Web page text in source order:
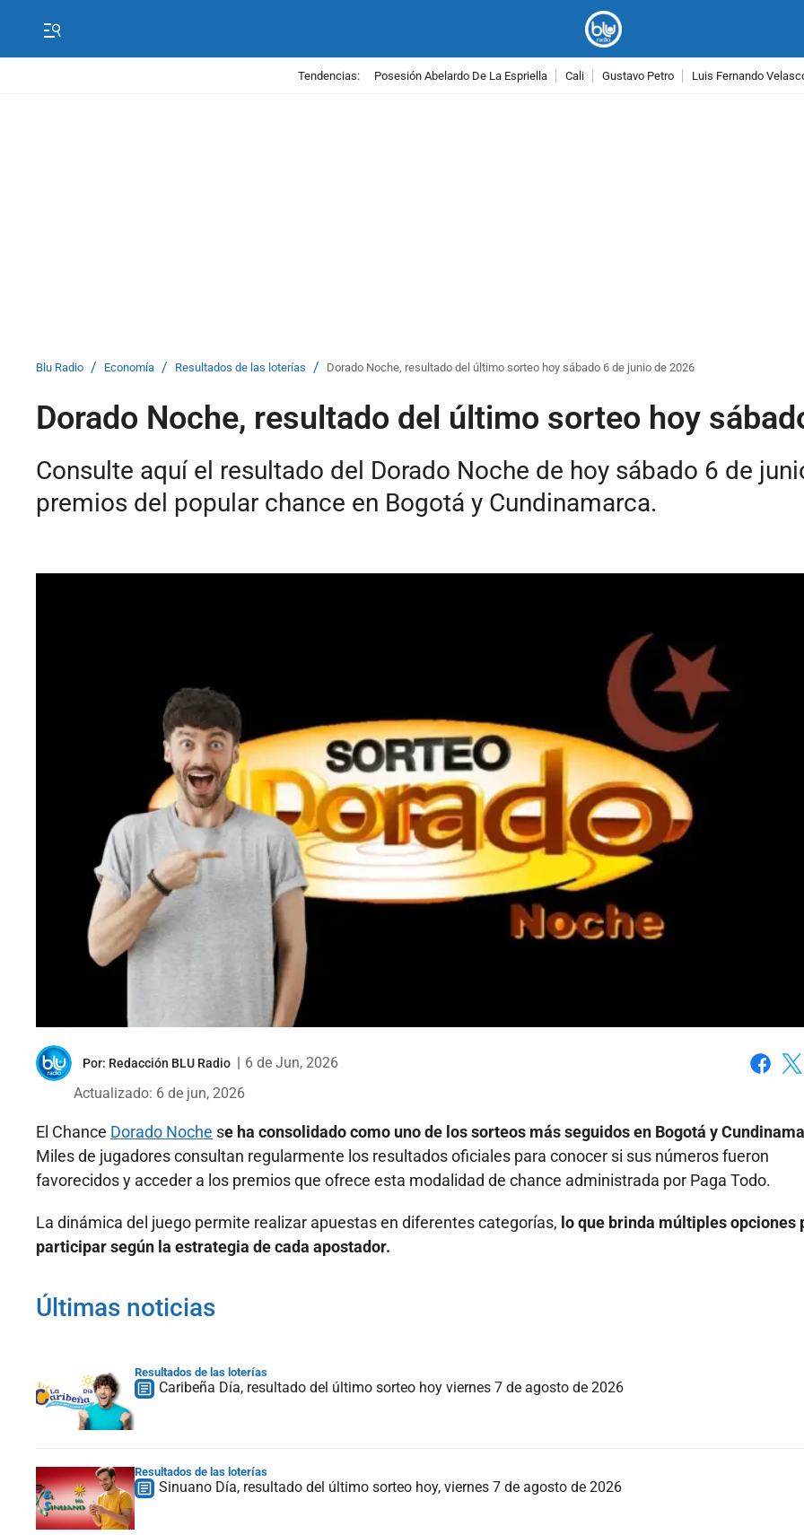
Tendencias: Posesión Abelardo De La Espriella Cali Gustavo Petro Luis Fernando
Blu Radio / Economía / Resultados de las loterías / Dorado Noche, resultado del último sorteo hoy sábado 6 de junio de 2026
Dorado Noche, resultado del último sorteo hoy
Consulte aquí el resultado del Dorado Noche de hoy sábado 6 de
premios del popular chance en Bogotá y Cundinamarca.
Por: Redacción BLU Radio
6 de Jun, 2026
Actualizado: 6 de jun, 2026
El Chance Dorado Noche se ha consolidado como uno de los sorteos más seguidos en Bogotá y
Miles de jugadores consultan regularmente los resultados oficiales para conocer si sus números fueron
favorecidos y acceder a los premios que ofrece esta modalidad de chance administrada por Paga Todo.
La dinámica del juego permite realizar apuestas en diferentes categorías, lo que brinda múltiples opciones
participar según la estrategia de cada apostador.
Últimas noticias
Resultados de las loterías
Caribeña Día, resultado del último sorteo hoy viernes 7 de agosto de 2026
Resultados de las loterías
Sinuano Día, resultado del último sorteo hoy, viernes 7 de agosto de 2026